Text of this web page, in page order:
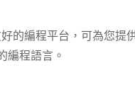
的編程平台，可為您提
編程語言。